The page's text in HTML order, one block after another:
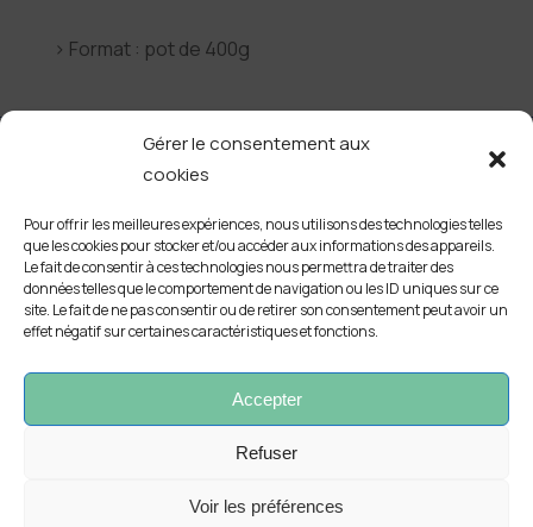
Gérer le consentement aux
cookies
Pour offrir les meilleures expériences, nous utilisons des technologies telles
que les cookies pour stocker et/ou accéder aux informations des appareils.
Le fait de consentir à ces technologies nous permettra de traiter des
données telles que le comportement de navigation ou les ID uniques sur ce
site. Le fait de ne pas consentir ou de retirer son consentement peut avoir un
effet négatif sur certaines caractéristiques et fonctions.
Accepter
Refuser
Voir les préférences
› Format : pot de 400g
©Copyright 2022 - Laiterie Coopérative d’Etrez-Foissiat
Mail : contact@laiterie-etrez.com - Tél. : 04 74 25 41 86
Suivez-nous sur Facebook et Instagram
Facebook
Instagram
AB6NET&NOUS Créons pour Vous